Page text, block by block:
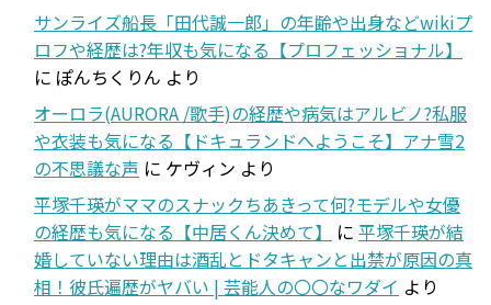
サンライズ船長「田代誠一郎」の年齢や出身などwikiプ
ロフや経歴は?年収も気になる【プロフェッショナル】
に ぽんちくりん より
オーロラ(AURORA /歌手)の経歴や病気はアルビノ?私服
や衣装も気になる【ドキュランドへようこそ】アナ雪2
の不思議な声 に ケヴィン より
平塚千瑛がママのスナックちあきって何?モデルや女優
の経歴も気になる【中居くん決めて】
に 平塚千瑛が結
婚していない理由は酒乱とドタキャンと出禁が原因の真
相！彼氏遍歴がヤバい | 芸能人の〇〇なワダイ より